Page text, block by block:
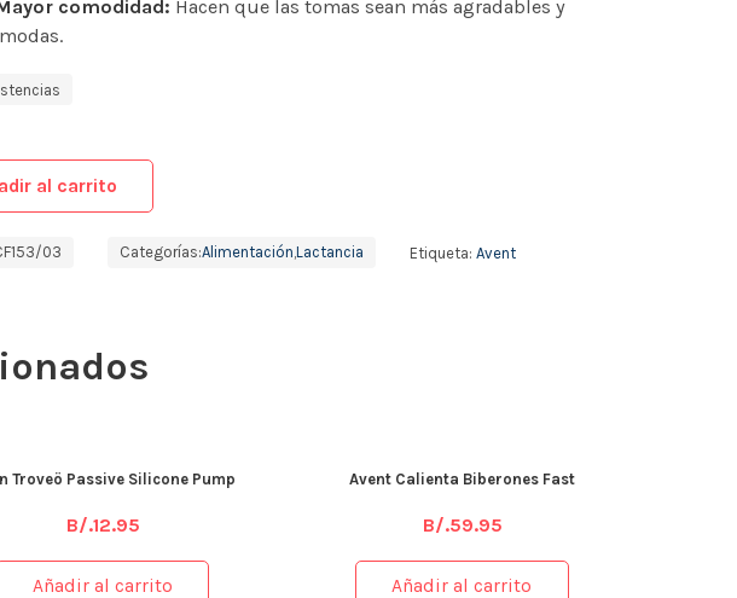
comodidad: Hacen que las tomas sean más agradables y
al carrito
03 Categorías:Alimentación,Lactancia Etiqueta: Avent
Troveö Passive Silicone Pump
B/.12.95
Añadir al carrito
Avent Calienta Biberones Fast
B/.59.95
Añadir al carrito